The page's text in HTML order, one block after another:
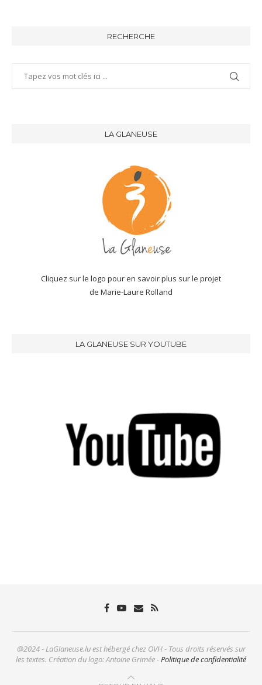
RECHERCHE
LA GLANEUSE
Cliquez sur le logo pour en savoir plus sur le projet
de Marie-Laure Rolland
LA GLANEUSE SUR YOUTUBE
@2024 - LaGlaneuse.lu est hébergé chez OVH - Tous droits réservés sur
les textes. Création du logo: Antoine Grimée -Politique de confidentialité